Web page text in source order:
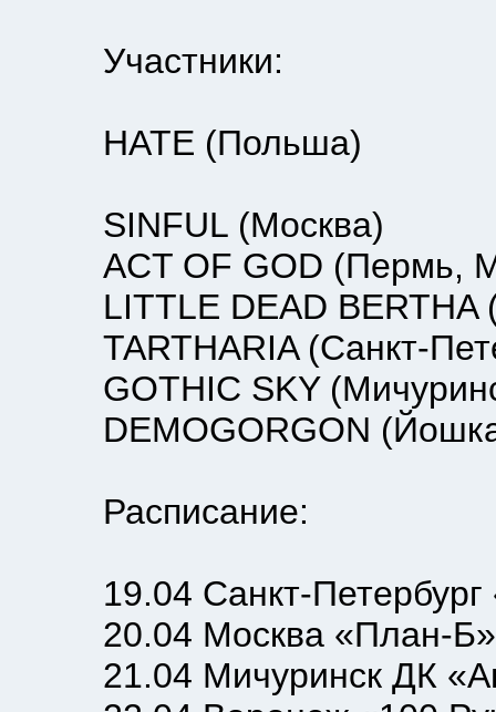
Участники:
HATE (Польша)
SINFUL (Москва)
ACT OF GOD (Пермь,
LITTLE DEAD BERTHA
TARTHARIA (Санкт-
GOTHIC SKY
DEMOGORGON
Расписание:
19.04 Санкт-Петербург
20.04 Москва «План-Б»
21.04 Мичуринск ДК